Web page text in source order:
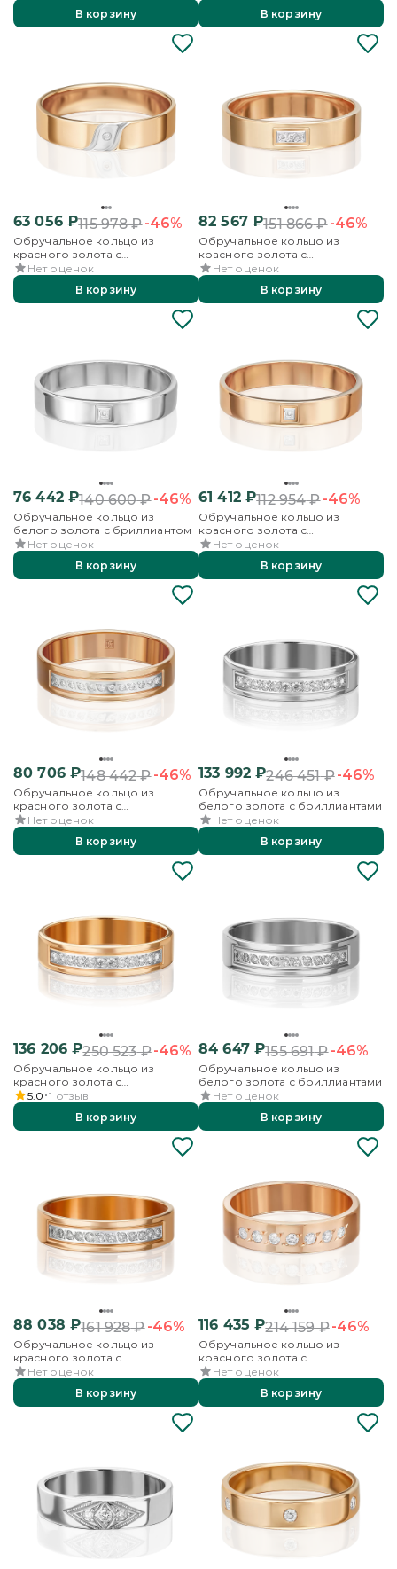
В корзину
В корзину
63 056₽115 978₽-46%
Обручальное кольцо из
красного золота с
бриллиантом
Нет оценок
В корзину
82 567₽151 866₽-46%
Обручальное кольцо из
красного золота с
бриллиантами
Нет оценок
В корзину
76 442₽140 600₽-46%
Обручальное кольцо из
белого золота с бриллиантом
Нет оценок
В корзину
61 412₽112 954₽-46%
Обручальное кольцо из
красного золота с
бриллиантом
Нет оценок
В корзину
80 706₽148 442₽-46%
Обручальное кольцо из
красного золота с
бриллиантами
Нет оценок
В корзину
133 992 ₽246 451₽-46%
Обручальное кольцо из
белого золота с бриллиантами
Нет оценок
В корзину
136 206 ₽250 523₽-46%
Обручальное кольцо из
красного золота с
бриллиантами
5.0 1 отзыв
В корзину
84 647₽155 691₽-46%
Обручальное кольцо из
белого золота с бриллиантами
Нет оценок
В корзину
88 038 ₽161 928₽-46%
Обручальное кольцо из
красного золота с
бриллиантами
Нет оценок
В корзину
116 435 ₽214 159₽-46%
Обручальное кольцо из
красного золота с
бриллиантами
Нет оценок
В корзину